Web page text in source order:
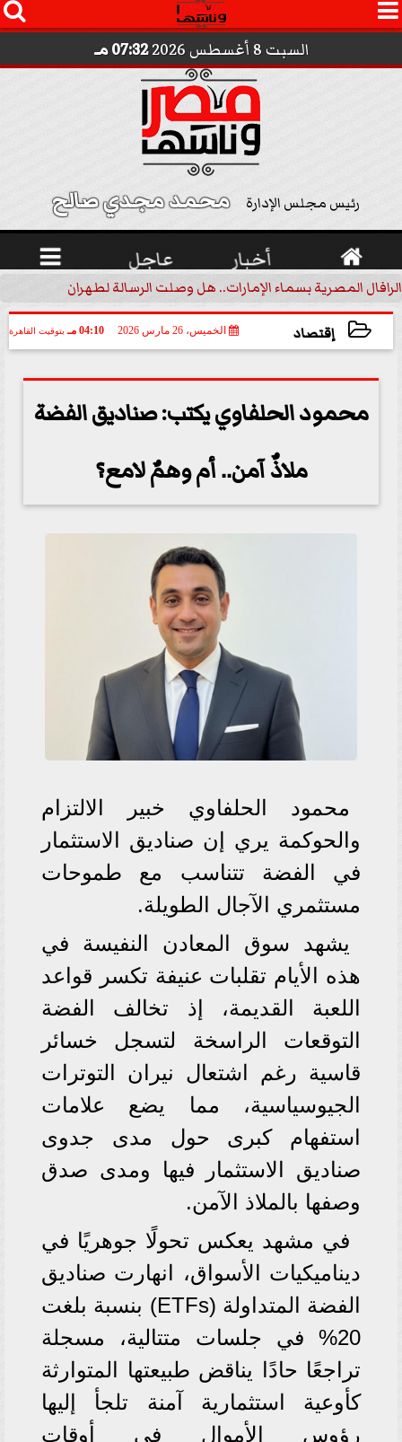
 
السبت 8 أغسطس 2026 07:32 مـ
رئيس مجلس الإدارة محمد مجدي صالح
 أخبار عاجل 
الرافال المصرية بسماء الإمارات.. هل وصلت الرسالة لطهران؟..
إقتصاد الخميس، 26 مارس 2026 04:10 مـ بتوقيت القاهرة
محمود الحلفاوي يكتب: صناديق الفضة
ملاذٌ آمن.. أم وهمٌ لامع؟
محمود الحلفاوي خبير الالتزام
والحوكمة يري إن صناديق الاستثمار
في الفضة تتناسب مع طموحات
مستثمري الآجال الطويلة.
يشهد سوق المعادن النفيسة في
هذه الأيام تقلبات عنيفة تكسر قواعد
اللعبة القديمة، إذ تخالف الفضة
التوقعات الراسخة لتسجل خسائر
قاسية رغم اشتعال نيران التوترات
الجيوسياسية، مما يضع علامات
استفهام كبرى حول مدى جدوى
صناديق الاستثمار فيها ومدى صدق
وصفها بالملاذ الآمن.
في مشهد يعكس تحولًا جوهريًا في
ديناميكيات الأسواق، انهارت صناديق
الفضة المتداولة (ETFs) بنسبة بلغت
20% في جلسات متتالية، مسجلة
تراجعًا حادًا يناقض طبيعتها المتوارثة
كأوعية استثمارية آمنة تلجأ إليها
رؤوس الأموال في أوقات